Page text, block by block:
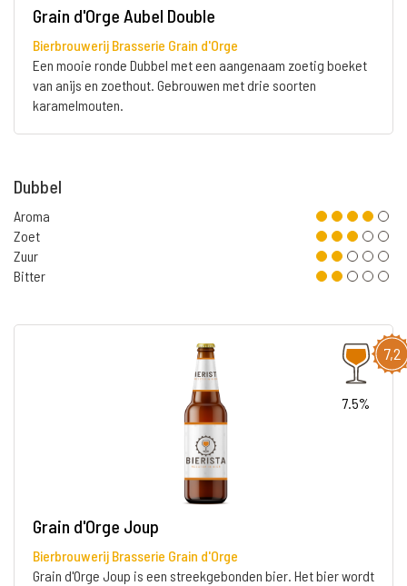
Grain d'Orge Aubel Double
Bierbrouwerij Brasserie Grain d'Orge
Een mooie ronde Dubbel met een aangenaam zoetig boeket
van anijs en zoethout. Gebrouwen met drie soorten
karamelmouten.
Dubbel
Aroma
Zoet
Zuur
Bitter
7,2
7.5%
Grain d'Orge Joup
Bierbrouwerij Brasserie Grain d'Orge
Grain d'Orge Joup is een streekgebonden bier. Het bier wordt